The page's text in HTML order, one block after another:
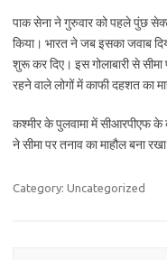
पाक सेना ने गुरुवार को पहले पुंछ
किया। भारत ने जब इसका जवाब दिया
शुरू कर दिए। इस गोलाबारी से
रहने वाले लोगों में काफी दहशत का
कश्मीर के पुलवामा में सीआरपीएफ के
ने सीमा पर तनाव का माहौल बना
Category: Uncategorized